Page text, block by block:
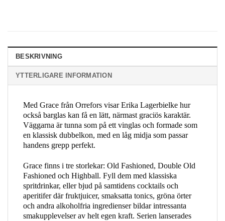
BESKRIVNING
YTTERLIGARE INFORMATION
Med Grace från Orrefors visar Erika Lagerbielke hur
också barglas kan få en lätt, närmast graciös karaktär.
Väggarna är tunna som på ett vinglas och formade som
en klassisk dubbelkon, med en låg midja som passar
handens grepp perfekt.
Grace finns i tre storlekar: Old Fashioned, Double Old
Fashioned och Highball. Fyll dem med klassiska
spritdrinkar, eller bjud på samtidens cocktails och
aperitifer där fruktjuicer, smaksatta tonics, gröna örter
och andra alkoholfria ingredienser bildar intressanta
smakupplevelser av helt egen kraft. Serien lanserades